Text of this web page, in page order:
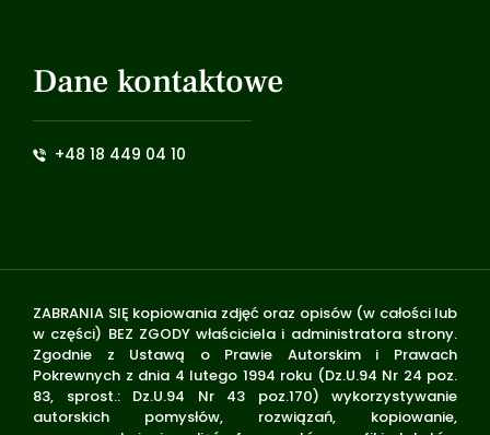
Dane kontaktowe
+48 18 449 04 10
ZABRANIA SIĘ kopiowania zdjęć oraz opisów (w całości lub
w części) BEZ ZGODY właściciela i administratora strony.
Zgodnie z Ustawą o Prawie Autorskim i Prawach
Pokrewnych z dnia 4 lutego 1994 roku (Dz.U.94 Nr 24 poz.
83, sprost.: Dz.U.94 Nr 43 poz.170) wykorzystywanie
autorskich pomysłów, rozwiązań, kopiowanie,